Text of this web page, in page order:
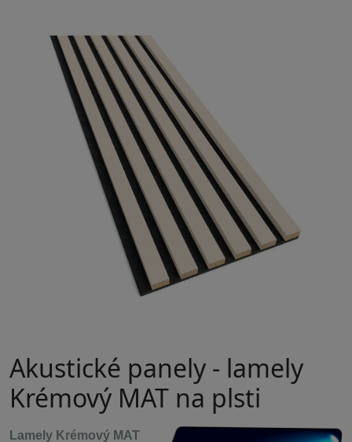
Akustické panely - lamely
Krémový MAT na plsti
Lamely Krémový MAT